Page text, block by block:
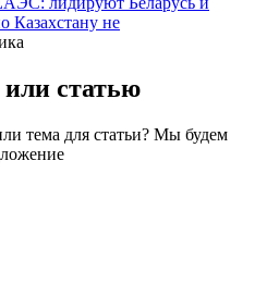
Казахстану не
статью
тема для статьи? Мы будем